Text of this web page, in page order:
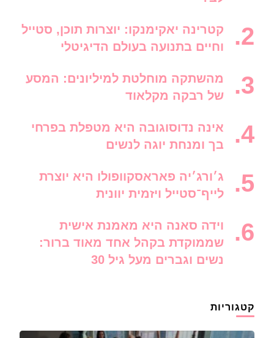
קטרינה יאקימנקו: יוצרות תוכן, סטייל
וחיים בתנועה בעולם הדיגיטלי
מהשתקה מוחלטת למיליונים: המסע
של רבקה מקלאוד
אינה נדוסוגובה היא מטפלת בפרחי
בך ומנחת יוגה לנשים
ג׳ורג׳יה פאראסקוופולו היא יוצרת
לייף־סטייל ויזמית יוונית
וידה סאנה היא מאמנת אישית
שממוקדת בקהל אחד מאוד ברור:
נשים וגברים מעל גיל 30
קטגוריות